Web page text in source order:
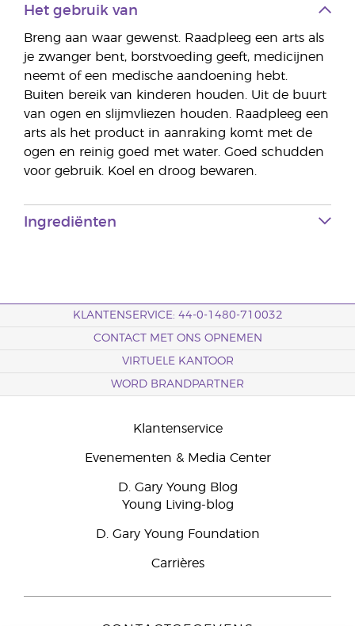
Het gebruik van
Breng aan waar gewenst. Raadpleeg een arts als
je zwanger bent, borstvoeding geeft, medicijnen
neemt of een medische aandoening hebt.
Buiten bereik van kinderen houden. Uit de buurt
van ogen en slijmvliezen houden. Raadpleeg een
arts als het product in aanraking komt met de
ogen en reinig goed met water. Goed schudden
voor gebruik. Koel en droog bewaren.
Ingrediënten
KLANTENSERVICE: 44-0-1480-710032
CONTACT MET ONS OPNEMEN
VIRTUELE KANTOOR
WORD BRANDPARTNER
Klantenservice
Evenementen & Media Center
D. Gary Young Blog
Young Living-blog
D. Gary Young Foundation
Carrières